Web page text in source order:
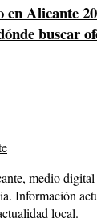
en Alicante
buscar
medio
Información
local.